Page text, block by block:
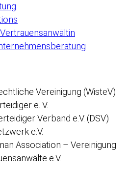
Vereinigung (WisteV)
e. V.
Verband e.V. (DSV)
e.V.
Association – Vereinigung
e.V.